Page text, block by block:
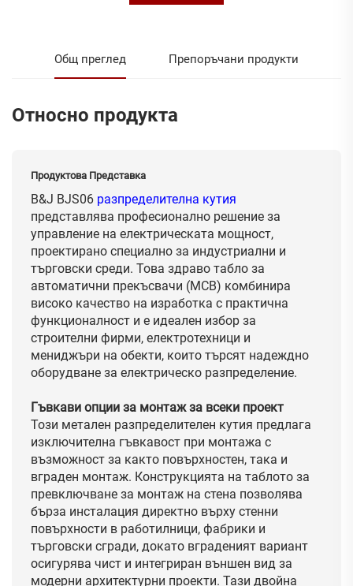
Общ преглед Препоръчани продукти
Относно продукта
Продуктова Представка
B&J BJS06 разпределителна кутия
представлява професионално решение за
управление на електрическата мощност,
проектирано специално за индустриални и
търговски среди. Това здраво табло за
автоматични прекъсвачи (MCB) комбинира
високо качество на изработка с практична
функционалност и е идеален избор за
строителни фирми, електротехници и
мениджъри на обекти, които търсят надеждно
оборудване за електрическо разпределение.
Гъвкави опции за монтаж за всеки проект
Този метален разпределителен кутия предлага
изключителна гъвкавост при монтажа с
възможност за както повърхностен, така и
вграден монтаж. Конструкцията на таблото за
превключване за монтаж на стена позволява
бърза инсталация директно върху стенни
повърхности в работилници, фабрики и
търговски сгради, докато вграденият вариант
осигурява чист и интегриран външен вид за
модерни архитектурни проекти. Тази двойна